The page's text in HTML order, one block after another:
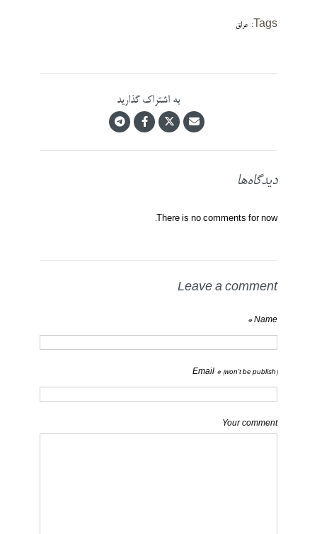
Tags: عراق
به اشتراک گذارید
دیدگاه‌ها
There is no comments for now.
Leave a comment
Name *
Email * (won't be publish)
Your comment